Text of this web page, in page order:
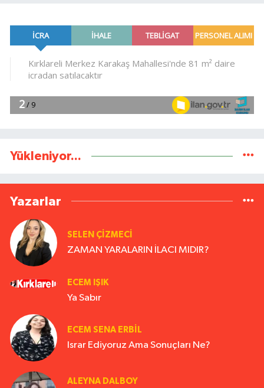
Yükleniyor...
Yazarlar
SELEN ÇİZMECİ
ZAMAN YARALARIN İLACI MIDIR?
ECEM IŞIK
Ya Sabır
ECEM SENA ERBIL
Israr Ediyoruz Ama Sonuçları Ne?
ALEYNA DALBOY